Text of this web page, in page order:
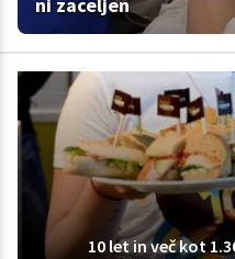
ni zaceljen
10 let in več kot